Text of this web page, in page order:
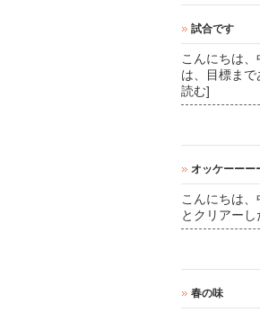
試合です
こんにちは
は、目標ま
読む]
オッケーーー
こんにちは
とクリアー
春の味